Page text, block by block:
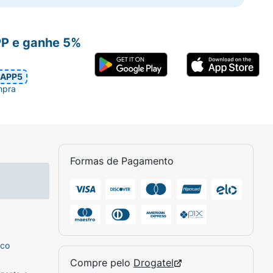
Formas de Pagamento
Compre pelo Drogatel
e ganhe 5%
APP5